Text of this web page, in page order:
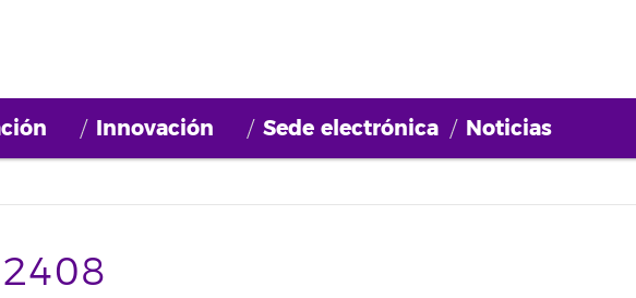
Innovación Sede electrónica Noticias